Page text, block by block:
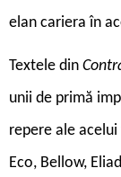
elan cariera în
Textele din
unii de primă
repere ale
Eco, Bellow,